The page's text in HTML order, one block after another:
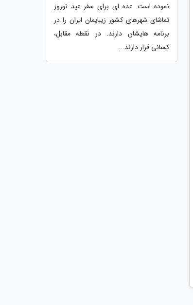
نموده است. عده ای برای سفر عید نوروز
تماشای شهرهای کشور زیبایمان ایران را در
برنامه هایشان دارند. در نقطه مقابل،
کسانی قرار دارند...